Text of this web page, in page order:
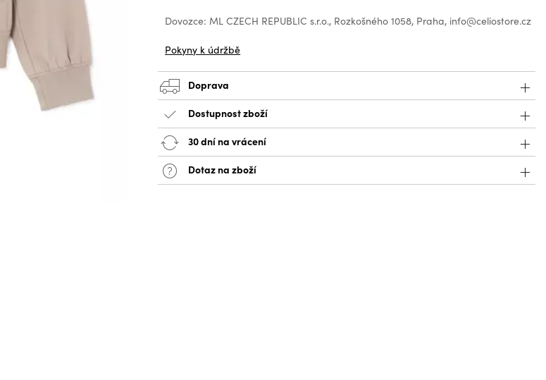
Dovozce: ML CZECH REPUBLIC s.r.o., Rozkošného 1058, Praha, info@celiostore.cz
Pokyny k údržbě
Doprava
Dostupnost zboží
30 dní na vrácení
Dotaz na zboží